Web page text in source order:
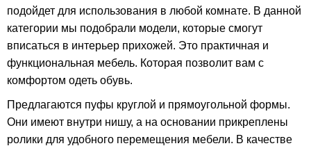
подойдет для использования в любой комнате. В данной
категории мы подобрали модели, которые смогут
вписаться в интерьер прихожей. Это практичная и
функциональная мебель. Которая позволит вам с
комфортом одеть обувь.
Предлагаются пуфы круглой и прямоугольной формы.
Они имеют внутри нишу, а на основании прикреплены
ролики для удобного перемещения мебели. В качестве